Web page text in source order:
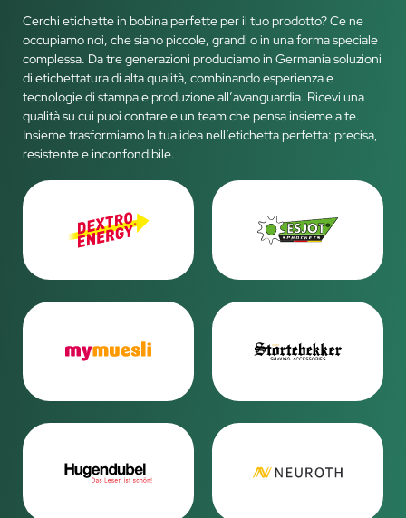
Cerchi etichette in bobina perfette per il tuo prodotto? Ce ne
occupiamo noi, che siano piccole, grandi o in una forma speciale
complessa. Da tre generazioni produciamo in Germania soluzioni
di etichettatura di alta qualità, combinando esperienza e
tecnologie di stampa e produzione all’avanguardia. Ricevi una
qualità su cui puoi contare e un team che pensa insieme a te.
Insieme trasformiamo la tua idea nell’etichetta perfetta: precisa,
resistente e inconfondibile.